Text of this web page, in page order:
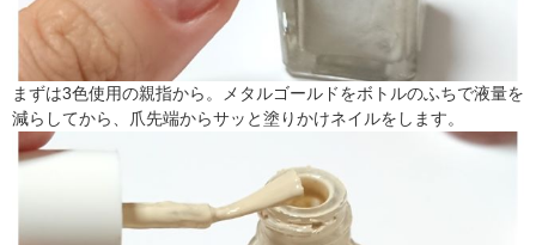
まずは3色使用の親指から。メタルゴールドをボトルのふちで液量を
減らしてから、爪先端からサッと塗りかけネイルをします。